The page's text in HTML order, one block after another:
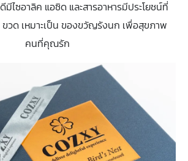
ซอาลิค แอซิด และสารอาหารมีประโยชน์ที่
วด เหมาะเป็น ของขวัญรังนก เพื่อสุขภาพ
คนที่คุณรัก